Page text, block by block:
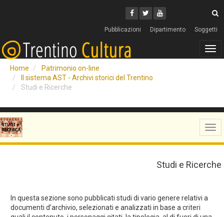
Facebook
Twitter
Youtube
Pubblicazioni Dipartimento Soggetti
Home
Patrimonio on-line
Il sistema AST - Archivi storici del Trentino
Studi e Ricerche
Studi e Ricerche
In questa sezione sono pubblicati studi di vario genere relativi a
documenti d’archivio, selezionati e analizzati in base a criteri